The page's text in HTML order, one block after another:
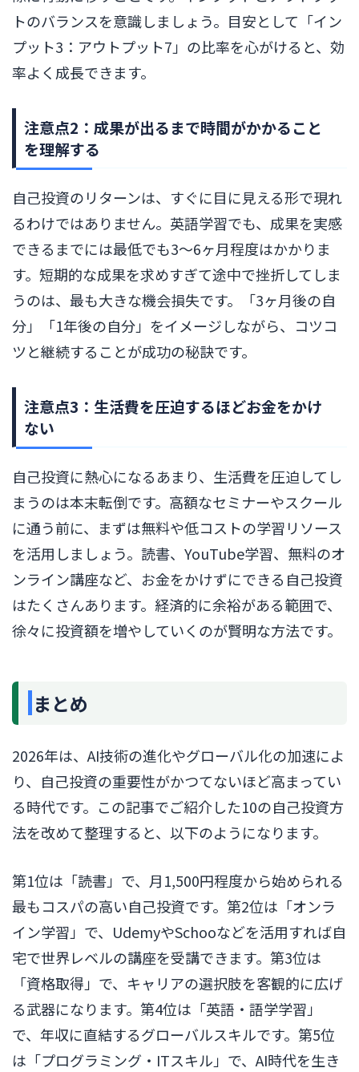
トのバランスを意識しましょう。目安として「イン
プット3：アウトプット7」の比率を心がけると、効
率よく成長できます。
注意点2：成果が出るまで時間がかかること
を理解する
自己投資のリターンは、すぐに目に見える形で現れ
るわけではありません。英語学習でも、成果を実感
できるまでには最低でも3〜6ヶ月程度はかかりま
す。短期的な成果を求めすぎて途中で挫折してしま
うのは、最も大きな機会損失です。「3ヶ月後の自
分」「1年後の自分」をイメージしながら、コツコ
ツと継続することが成功の秘訣です。
注意点3：生活費を圧迫するほどお金をかけ
ない
自己投資に熱心になるあまり、生活費を圧迫してし
まうのは本末転倒です。高額なセミナーやスクール
に通う前に、まずは無料や低コストの学習リソース
を活用しましょう。読書、YouTube学習、無料のオ
ンライン講座など、お金をかけずにできる自己投資
はたくさんあります。経済的に余裕がある範囲で、
徐々に投資額を増やしていくのが賢明な方法です。
まとめ
2026年は、AI技術の進化やグローバル化の加速によ
り、自己投資の重要性がかつてないほど高まってい
る時代です。この記事でご紹介した10の自己投資方
法を改めて整理すると、以下のようになります。
第1位は「読書」で、月1,500円程度から始められる
最もコスパの高い自己投資です。第2位は「オンラ
イン学習」で、UdemyやSchooなどを活用すれば自
宅で世界レベルの講座を受講できます。第3位は
「資格取得」で、キャリアの選択肢を客観的に広げ
る武器になります。第4位は「英語・語学学習」
で、年収に直結するグローバルスキルです。第5位
は「プログラミング・ITスキル」で、AI時代を生き